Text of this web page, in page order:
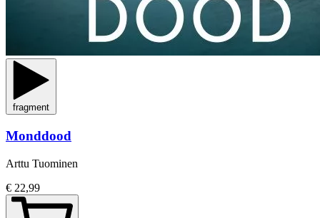
fragment
Monddood
Arttu Tuominen
€ 22,99